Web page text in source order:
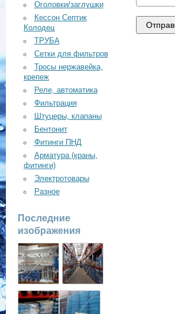
Оголовки/заглушки
Кессон Септик
Колодец
ТРУБА
Сетки для фильтров
Тросы нержавейка,
крепеж
Реле, автоматика
Фильтрация
Штуцеры, клапаны
Бентонит
Фитинги ПНД
Арматура (краны,
фитинги)
Электротовары
Разное
Последние
изображения